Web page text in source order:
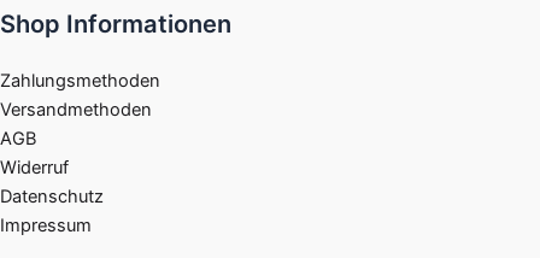
Shop Informationen
Zahlungsmethoden
Versandmethoden
AGB
Widerruf
Datenschutz
Impressum